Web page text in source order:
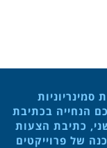
הנחייה בכתיבת
כתיבת הצעות
של פרוייקטים